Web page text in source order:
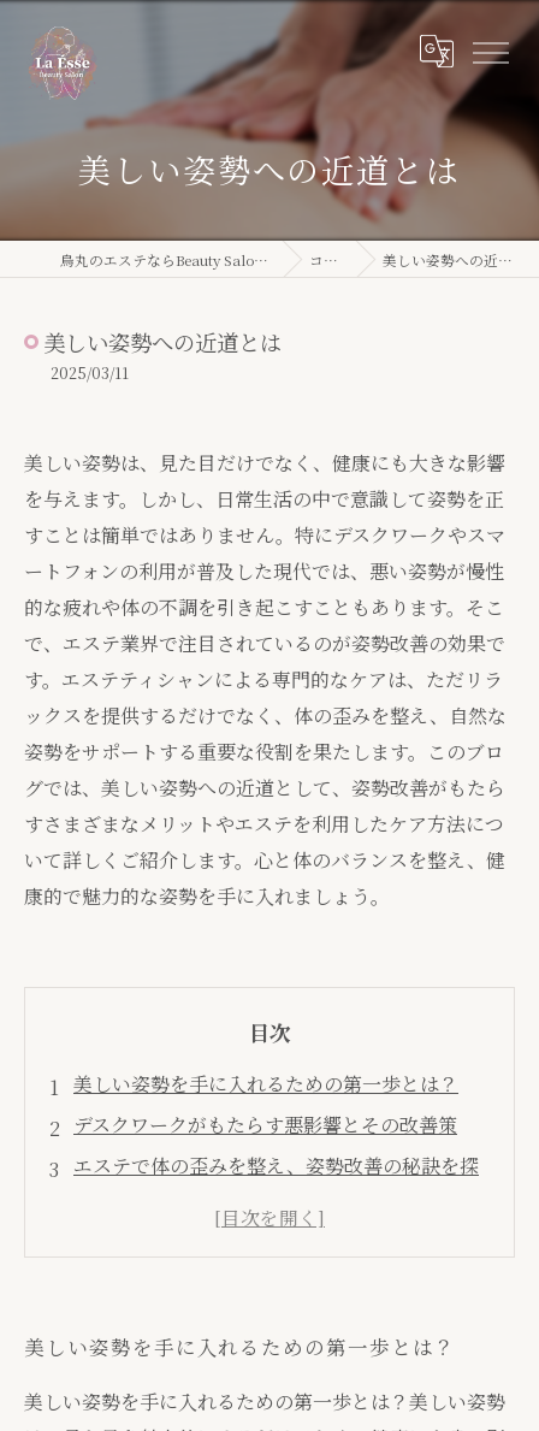
美しい姿勢への近道とは
烏丸のエステならBeauty Salon La Ésse コラム 美しい姿勢への近道とは
美しい姿勢への近道とは
2025/03/11
美しい姿勢は、見た目だけでなく、健康にも大きな影響
を与えます。しかし、日常生活の中で意識して姿勢を正
すことは簡単ではありません。特にデスクワークやスマ
ートフォンの利用が普及した現代では、悪い姿勢が慢性
的な疲れや体の不調を引き起こすこともあります。そこ
で、エステ業界で注目されているのが姿勢改善の効果で
す。エステティシャンによる専門的なケアは、ただリラ
ックスを提供するだけでなく、体の歪みを整え、自然な
姿勢をサポートする重要な役割を果たします。このブロ
グでは、美しい姿勢への近道として、姿勢改善がもたら
すさまざまなメリットやエステを利用したケア方法につ
いて詳しくご紹介します。心と体のバランスを整え、健
康的で魅力的な姿勢を手に入れましょう。
目次
美しい姿勢を手に入れるための第一歩とは？
デスクワークがもたらす悪影響とその改善策
エステで体の歪みを整え、姿勢改善の秘訣を探
自分を変える！美しい姿勢への最短ルート
美しい姿勢を手に入れるための第一歩とは？
美しい姿勢を手に入れるための第一歩とは？美しい姿勢